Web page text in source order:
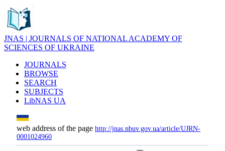
JNAS | JOURNALS OF NATIONAL ACADEMY OF
SCIENCES OF UKRAINE
JOURNALS
BROWSE
SEARCH
SUBJECTS
LibNAS UA
web address of the page http://jnas.nbuv.gov.ua/article/UJRN-
0001024960